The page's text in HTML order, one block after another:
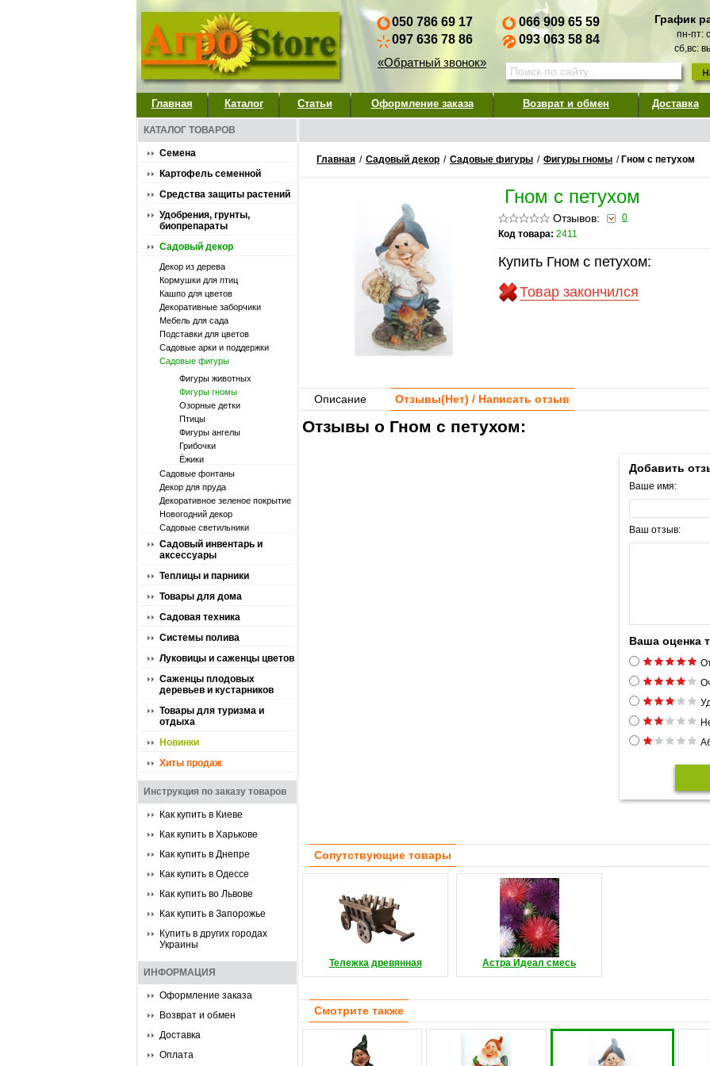
050 786 69 17
097 636 78 86
«Обратный звонок»
066 909 65 59
093 063 58 84
График
пн-пт:
сб,вс:
Главная Каталог Статьи Оформление заказа Возврат и обмен Доставка
КАТАЛОГ ТОВАРОВ
Семена
Картофель семенной
Средства защиты растений
Удобрения, грунты,
биопрепараты
Садовый декор
Декор из дерева
Кормушки для птиц
Кашпо для цветов
Декоративные заборчики
Мебель для сада
Подставки для цветов
Садовые арки и поддержки
Садовые фигуры
Фигуры животных
Фигуры гномы
Озорные детки
Птицы
Фигуры ангелы
Грибочки
Ёжики
Садовые фонтаны
Декор для пруда
Декоративное зеленое покрытие
Новогодний декор
Садовые светильники
Садовый инвентарь и
аксессуары
Теплицы и парники
Товары для дома
Садовая техника
Системы полива
Луковицы и саженцы цветов
Саженцы плодовых
деревьев и кустарников
Товары для туризма и
отдыха
Новинки
Хиты продаж
Инструкция по заказу товаров
Как купить в Киеве
Как купить в Харькове
Как купить в Днепре
Как купить в Одессе
Как купить во Львове
Как купить в Запорожье
Купить в других городах
Украины
ИНФОРМАЦИЯ
Оформление заказа
Возврат и обмен
Доставка
Оплата
Главная / Садовый декор / Садовые фигуры / Фигуры гномы / Гном с петухом
Гном с петухом
Отзывов:
0
Код товара: 2411
Купить Гном с петухом:
Товар закончился
Описание Отзывы(Нет) / Написать отзыв
Отзывы о Гном с петухом:
Добавить
Ваше имя:
Ваш отзыв:
Ваша оценка
Сопутствующие товары
Тележка древянная Астра Идеал смесь
Смотрите также